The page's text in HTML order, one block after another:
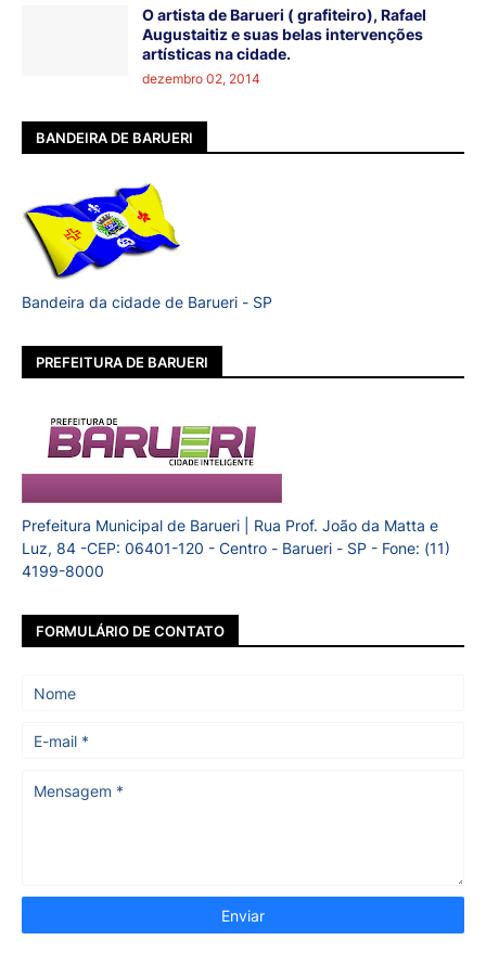
O artista de Barueri ( grafiteiro), Rafael
Augustaitiz e suas belas intervenções
artísticas na cidade.
dezembro 02, 2014
BANDEIRA DE BARUERI
Bandeira da cidade de Barueri - SP
PREFEITURA DE BARUERI
Prefeitura Municipal de Barueri | Rua Prof. João da Matta e
Luz, 84 -CEP: 06401-120 - Centro - Barueri - SP - Fone: (11)
4199-8000
FORMULÁRIO DE CONTATO